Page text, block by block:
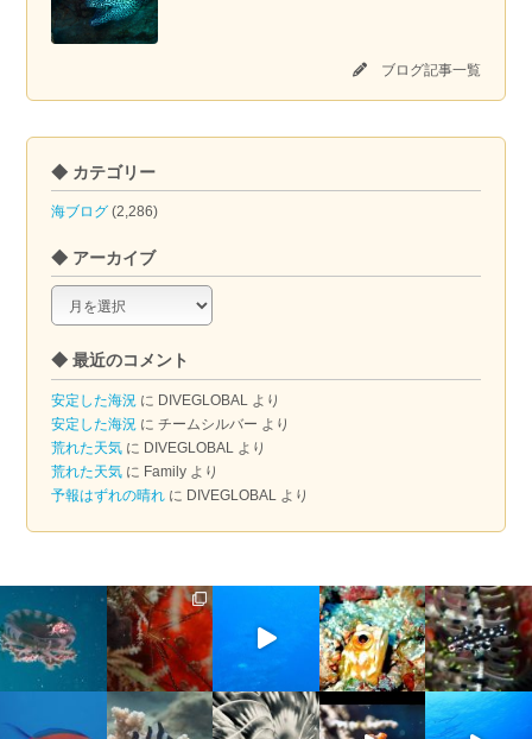
ブログ記事一覧
◆ カテゴリー
海ブログ (2,286)
◆ アーカイブ
ア
カ
イ
ブ
◆ 最近のコメント
安定した海況 に DIVEGLOBAL
より
安定した海況 にチームシルバー より
荒れた天気 に DIVEGLOBAL
より
荒れた天気 に Family より
予報はずれの晴れ に DIVEGLOBAL より